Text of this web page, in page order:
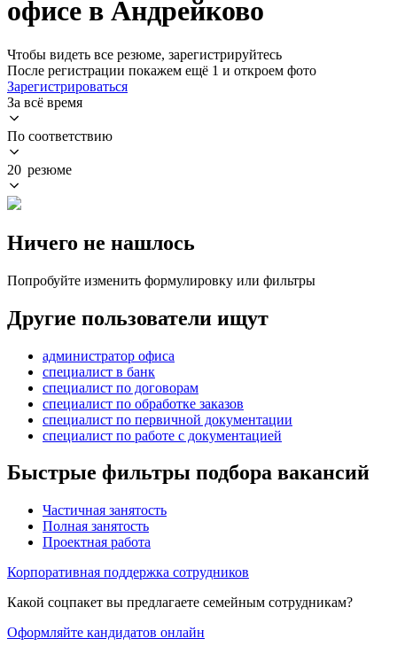
офисе в Андрейково
Чтобы видеть все резюме, зарегистрируйтесь
После регистрации покажем ещё 1 и откроем фото
Зарегистрироваться
За всё время
По соответствию
20 резюме
Ничего не нашлось
Попробуйте изменить формулировку или фильтры
Другие пользователи ищут
администратор офиса
специалист в банк
специалист по договорам
специалист по обработке заказов
специалист по первичной документации
специалист по работе с документацией
Быстрые фильтры подбора вакансий
Частичная занятость
Полная занятость
Проектная работа
Корпоративная поддержка сотрудников
Какой соцпакет вы предлагаете семейным сотрудникам?
Оформляйте кандидатов онлайн